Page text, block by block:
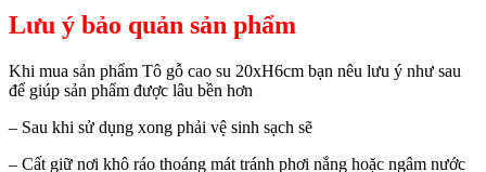
Lưu ý bảo quản sản phẩm
Khi mua sản phẩm Tô gỗ cao su 20xH6cm bạn nêu lưu ý như sau
để giúp sản phẩm được lâu bền hơn
– Sau khi sử dụng xong phải vệ sinh sạch sẽ
– Cất giữ nơi khô ráo thoáng mát tránh phơi nắng hoặc ngâm nước